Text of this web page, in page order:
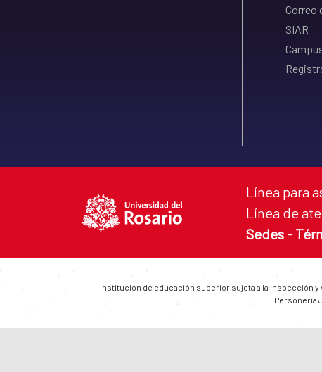
Correo
SIAR
Línea para
Línea de
Sedes -
Institución de educación superior sujeta a la inspección y
Personería